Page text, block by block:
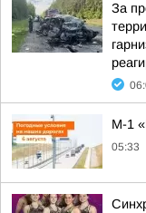
За
М-1
05:33